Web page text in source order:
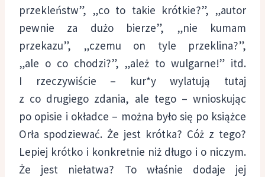
przekleństw”, „co to takie krótkie?”, „autor
pewnie za dużo bierze”, „nie kumam
przekazu”, „czemu on tyle przeklina?”,
„ale o co chodzi?”, „ależ to wulgarne!” itd.
I rzeczywiście – kur*y wylatują tutaj
z co drugiego zdania, ale tego – wnioskując
po opisie i okładce – można było się po książce
Orła spodziewać. Że jest krótka? Cóż z tego?
Lepiej krótko i konkretnie niż długo i o niczym.
Że jest niełatwa? To właśnie dodaje jej